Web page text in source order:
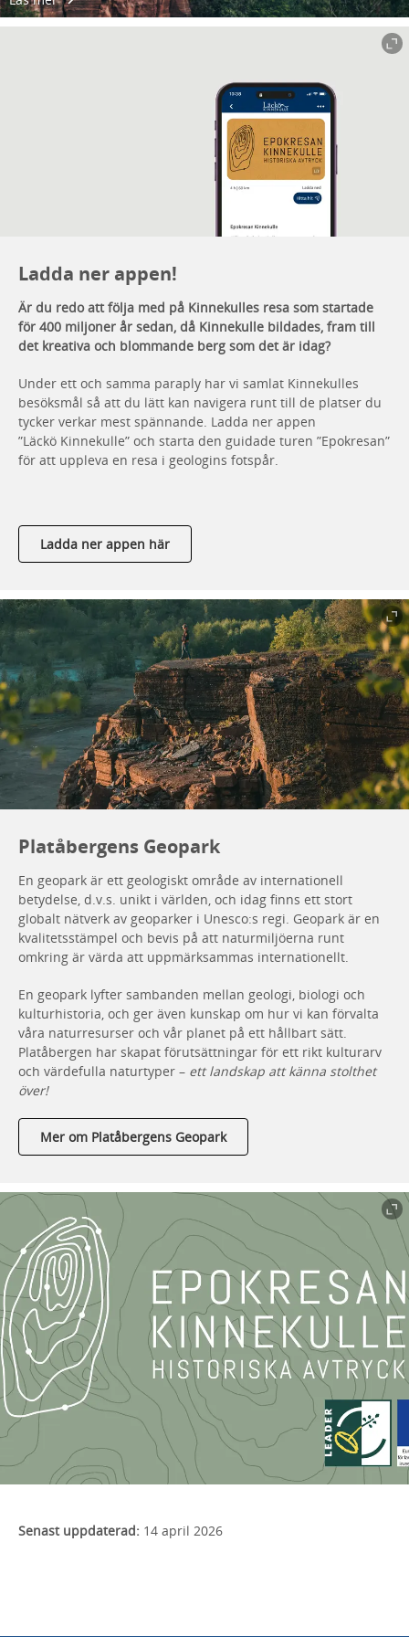
Ladda ner appen!
Är du redo att följa med på Kinnekulles resa som startade
för 400 miljoner år sedan, då Kinnekulle bildades, fram till
det kreativa och blommande berg som det är idag?
Under ett och samma paraply har vi samlat Kinnekulles
besöksmål så att du lätt kan navigera runt till de platser du
tycker verkar mest spännande. Ladda ner appen
”Läckö Kinnekulle” och starta den guidade turen ”Epokresan”
för att uppleva en resa i geologins fotspår.
Ladda ner appen här
Platåbergens Geopark
En geopark är ett geologiskt område av internationell
betydelse, d.v.s. unikt i världen, och idag finns ett stort
globalt nätverk av geoparker i Unesco:s regi. Geopark är en
kvalitetsstämpel och bevis på att naturmiljöerna runt
omkring är värda att uppmärksammas internationellt.
En geopark lyfter sambanden mellan geologi, biologi och
kulturhistoria, och ger även kunskap om hur vi kan förvalta
våra naturresurser och vår planet på ett hållbart sätt.
Platåbergen har skapat förutsättningar för ett rikt kulturarv
och värdefulla naturtyper – ett landskap att känna stolthet
över!
Mer om Platåbergens Geopark
Senast uppdaterad: 14 april 2026